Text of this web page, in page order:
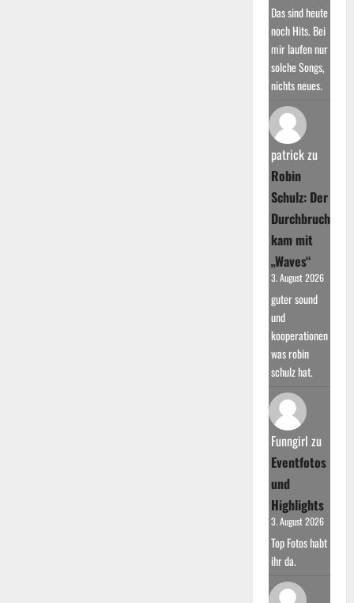
Das sind heute
noch Hits. Bei
mir laufen nur
solche Songs,
nichts neues.
patrickzu
Robin
Schulz: Der
Durchbruch
kam mit
„Waves“
3. August 2026
guter sound
und
kooperationen
was robin
schulz hat.
Funngirl zu
Eventfotos
und
Highlights
3. August 2026
Top Fotos habt
ihr da.